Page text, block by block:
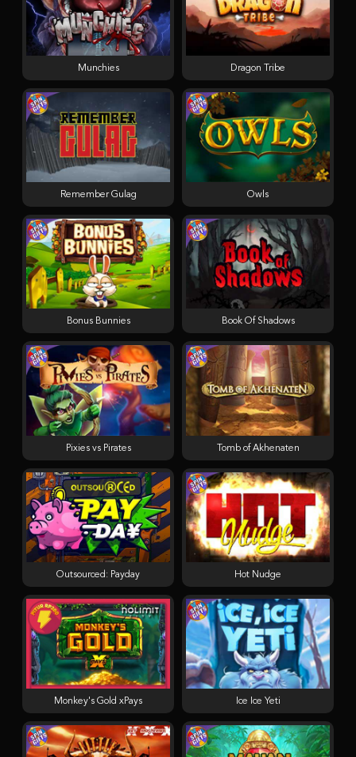
Munchies
Outsourced: Payday
Book Of Shadows
Hot Nudge
Monkey's Gold xPays
Tomb of Akhenaten
Dragon Tribe
Bonus Bunnies
Owls
Pixies vs Pirates
Ice Ice Yeti
Remember Gulag